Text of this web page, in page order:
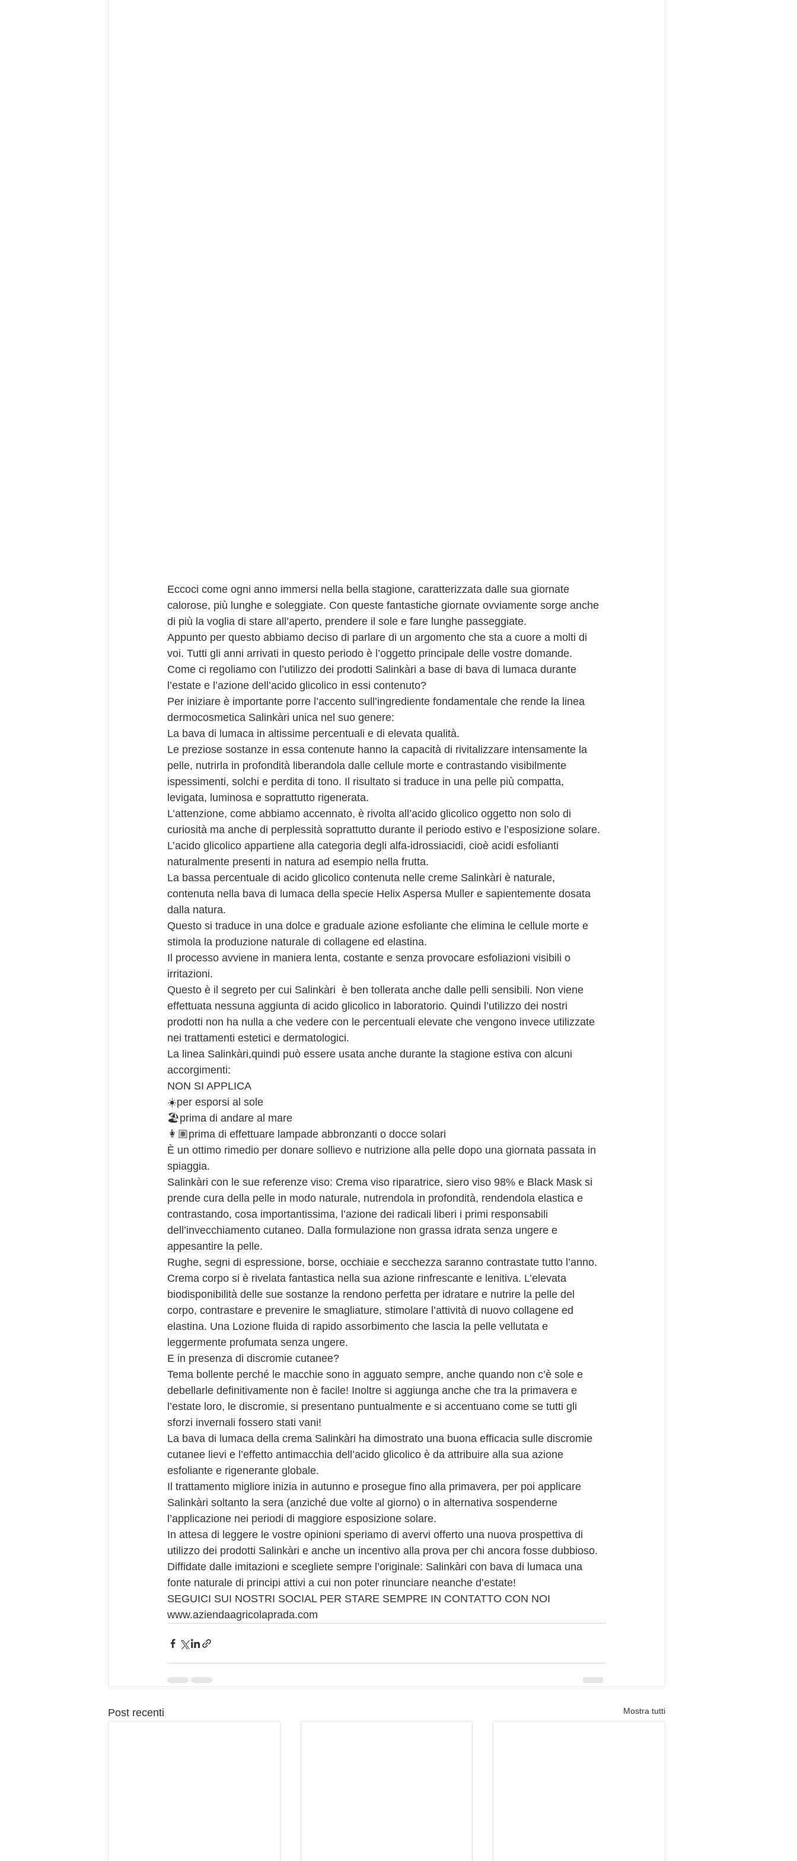
Eccoci come ogni anno immersi nella bella stagione, caratterizzata dalle sua giornate
calorose, più lunghe e soleggiate. Con queste fantastiche giornate ovviamente sorge anche
di più la voglia di stare all’aperto, prendere il sole e fare lunghe passeggiate.
Appunto per questo abbiamo deciso di parlare di un argomento che sta a cuore a molti di
voi. Tutti gli anni arrivati in questo periodo è l’oggetto principale delle vostre domande.
Come ci regoliamo con l’utilizzo dei prodotti Salinkàri a base di bava di lumaca durante
l’estate e l’azione dell’acido glicolico in essi contenuto?
Per iniziare è importante porre l’accento sull’ingrediente fondamentale che rende la linea
dermocosmetica Salinkàri unica nel suo genere:
La bava di lumaca in altissime percentuali e di elevata qualità.
Le preziose sostanze in essa contenute hanno la capacità di rivitalizzare intensamente la
pelle, nutrirla in profondità liberandola dalle cellule morte e contrastando visibilmente
ispessimenti, solchi e perdita di tono. Il risultato si traduce in una pelle più compatta,
levigata, luminosa e soprattutto rigenerata.
L’attenzione, come abbiamo accennato, è rivolta all’acido glicolico oggetto non solo di
curiosità ma anche di perplessità soprattutto durante il periodo estivo e l’esposizione solare.
L’acido glicolico appartiene alla categoria degli alfa-idrossiacidi, cioè acidi esfolianti
naturalmente presenti in natura ad esempio nella frutta.
La bassa percentuale di acido glicolico contenuta nelle creme Salinkàri è naturale,
contenuta nella bava di lumaca della specie Helix Aspersa Muller e sapientemente dosata
dalla natura.
Questo si traduce in una dolce e graduale azione esfoliante che elimina le cellule morte e
stimola la produzione naturale di collagene ed elastina.
Il processo avviene in maniera lenta, costante e senza provocare esfoliazioni visibili o
irritazioni.
Questo è il segreto per cui Salinkàri  è ben tollerata anche dalle pelli sensibili. Non viene
effettuata nessuna aggiunta di acido glicolico in laboratorio. Quindi l’utilizzo dei nostri
prodotti non ha nulla a che vedere con le percentuali elevate che vengono invece utilizzate
nei trattamenti estetici e dermatologici.
La linea Salinkàri,quindi può essere usata anche durante la stagione estiva con alcuni
accorgimenti:
NON SI APPLICA
☀️per esporsi al sole
🏖prima di andare al mare
👩🏽prima di effettuare lampade abbronzanti o docce solari
È un ottimo rimedio per donare sollievo e nutrizione alla pelle dopo una giornata passata in
spiaggia.
Salinkàri con le sue referenze viso: Crema viso riparatrice, siero viso 98% e Black Mask si
prende cura della pelle in modo naturale, nutrendola in profondità, rendendola elastica e
contrastando, cosa importantissima, l’azione dei radicali liberi i primi responsabili
dell’invecchiamento cutaneo. Dalla formulazione non grassa idrata senza ungere e
appesantire la pelle.
Rughe, segni di espressione, borse, occhiaie e secchezza saranno contrastate tutto l’anno.
Crema corpo si è rivelata fantastica nella sua azione rinfrescante e lenitiva. L’elevata
biodisponibilità delle sue sostanze la rendono perfetta per idratare e nutrire la pelle del
corpo, contrastare e prevenire le smagliature, stimolare l’attività di nuovo collagene ed
elastina. Una Lozione fluida di rapido assorbimento che lascia la pelle vellutata e
leggermente profumata senza ungere.
E in presenza di discromie cutanee?
Tema bollente perché le macchie sono in agguato sempre, anche quando non c’è sole e
debellarle definitivamente non è facile! Inoltre si aggiunga anche che tra la primavera e
l’estate loro, le discromie, si presentano puntualmente e si accentuano come se tutti gli
sforzi invernali fossero stati vani!
La bava di lumaca della crema Salinkàri ha dimostrato una buona efficacia sulle discromie
cutanee lievi e l’effetto antimacchia dell’acido glicolico è da attribuire alla sua azione
esfoliante e rigenerante globale.
Il trattamento migliore inizia in autunno e prosegue fino alla primavera, per poi applicare
Salinkàri soltanto la sera (anziché due volte al giorno) o in alternativa sospenderne
l’applicazione nei periodi di maggiore esposizione solare.
In attesa di leggere le vostre opinioni speriamo di avervi offerto una nuova prospettiva di
utilizzo dei prodotti Salinkàri e anche un incentivo alla prova per chi ancora fosse dubbioso.
Diffidate dalle imitazioni e scegliete sempre l’originale: Salinkàri con bava di lumaca una
fonte naturale di principi attivi a cui non poter rinunciare neanche d’estate!
SEGUICI SUI NOSTRI SOCIAL PER STARE SEMPRE IN CONTATTO CON NOI
www.aziendaagricolaprada.com
Post recenti Mostra tutti